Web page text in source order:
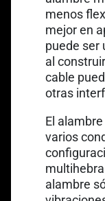
menos
mejor en
puede ser
al
cable
otras
El
varios
alambre